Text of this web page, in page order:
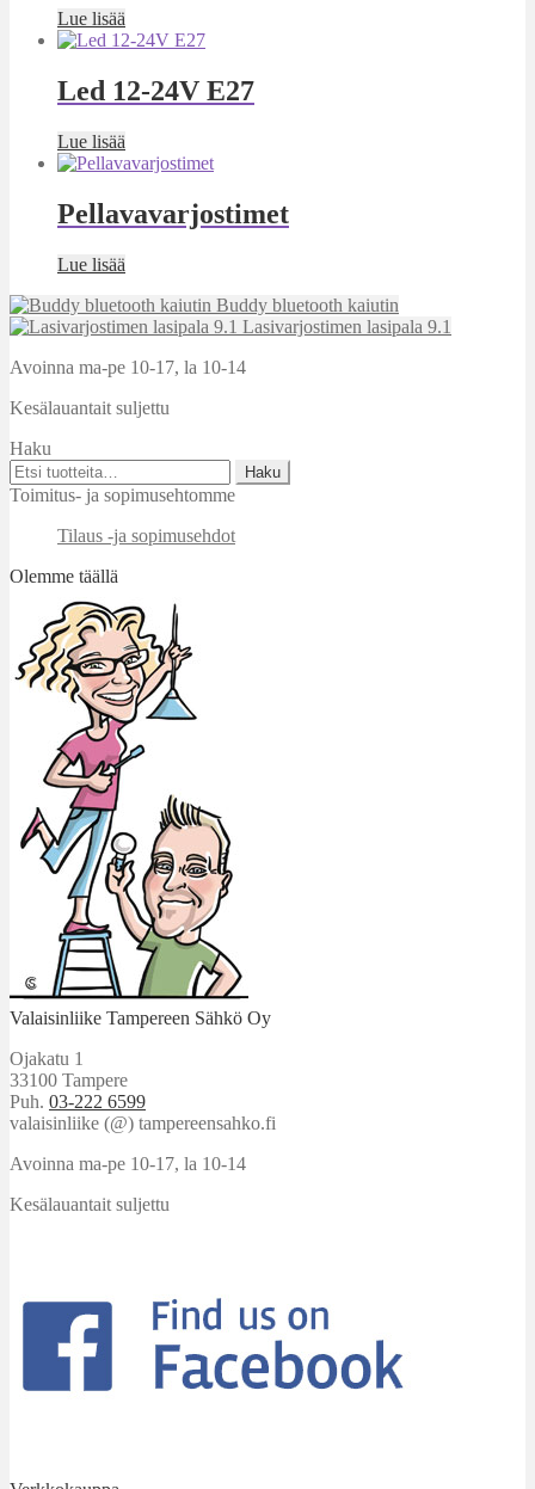
Lue lisää
Led 12-24V E27
Lue lisää
Pellavavarjostimet
Lue lisää
Buddy bluetooth kaiutin
Lasivarjostimen lasipala 9.1
Avoinna ma-pe 10-17, la 10-14
Kesälauantait suljettu
Haku
Etsi:
Haku
Toimitus- ja sopimusehtomme
Tilaus -ja sopimusehdot
Olemme täällä
Valaisinliike Tampereen Sähkö Oy
Ojakatu 1
33100 Tampere
Puh. 03-222 6599
valaisinliike (@) tampereensahko.fi
Avoinna ma-pe 10-17, la 10-14
Kesälauantait suljettu